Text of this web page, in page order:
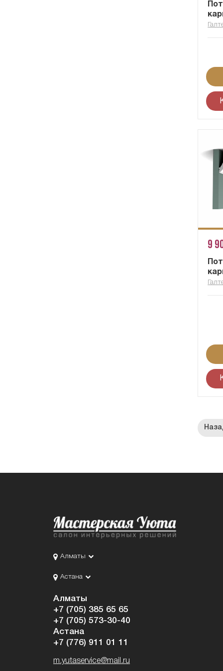
9
Алматы
Астана
Алматы
+7 (705) 385 65 65
+7 (705) 573-30-40
Астана
+7 (776) 911 01 11
m.yutaservice@mail.ru